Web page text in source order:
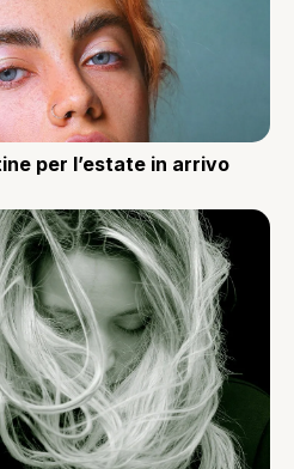
per l’estate in arrivo